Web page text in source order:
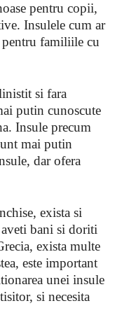
pentru copii,
Insulele cum ar
familiile cu
si fara
putin cunoscute
Insule precum
mai putin
dar ofera
exista si
aveti bani si doriti
exista multe
este important
unei insule
si necesita